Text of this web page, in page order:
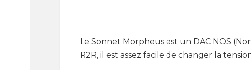
Le Sonnet Morpheus est un DAC NOS
R2R, il est assez facile de changer la